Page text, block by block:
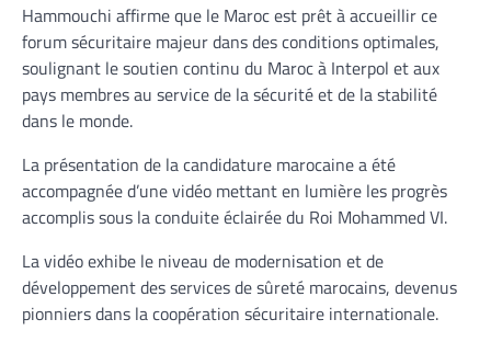
Hammouchi affirme que le Maroc est prêt à accueillir ce
forum sécuritaire majeur dans des conditions optimales,
soulignant le soutien continu du Maroc à Interpol et aux
pays membres au service de la sécurité et de la stabilité
dans le monde.
La présentation de la candidature marocaine a été
accompagnée d’une vidéo mettant en lumière les progrès
accomplis sous la conduite éclairée du Roi Mohammed VI.
La vidéo exhibe le niveau de modernisation et de
développement des services de sûreté marocains, devenus
pionniers dans la coopération sécuritaire internationale.